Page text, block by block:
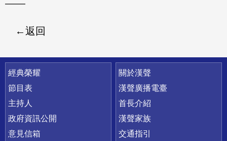
返回
快速連結
經典榮耀
節目表
主持人
政府資訊公開
意見信箱
關於漢聲
漢聲廣播電臺
首長介紹
漢聲家族
交通指引